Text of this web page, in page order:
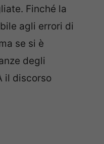
Finché la
agli errori di
se si è
degli
il discorso